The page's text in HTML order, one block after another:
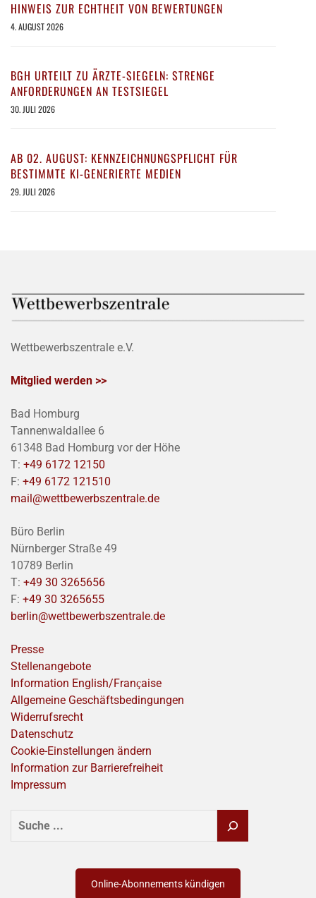
HINWEIS ZUR ECHTHEIT VON BEWERTUNGEN
4. AUGUST 2026
BGH URTEILT ZU ÄRZTE-SIEGELN: STRENGE
ANFORDERUNGEN AN TESTSIEGEL
30. JULI 2026
AB 02. AUGUST: KENNZEICHNUNGSPFLICHT FÜR
BESTIMMTE KI-GENERIERTE MEDIEN
29. JULI 2026
Wettbewerbszentrale e.V.
Mitglied werden >>
Bad Homburg
Tannenwaldallee 6
61348 Bad Homburg vor der Höhe
T: +49 6172 12150
F: +49 6172 121510
mail@wettbewerbszentrale.de
Büro Berlin
Nürnberger Straße 49
10789 Berlin
T: +49 30 3265656
F: +49 30 3265655
berlin@wettbewerbszentrale.de
Presse
Stellenangebote
Information English/Franҫaise
Allgemeine Geschäftsbedingungen
Widerrufsrecht
Datenschutz
Cookie-Einstellungen ändern
Information zur Barrierefreiheit
Impressum
SUCHEN
Online-Abonnements kündigen